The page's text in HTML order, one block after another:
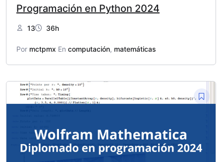
Programación en Python 2024
13 36h
Por mctpmx En computación, matemáticas